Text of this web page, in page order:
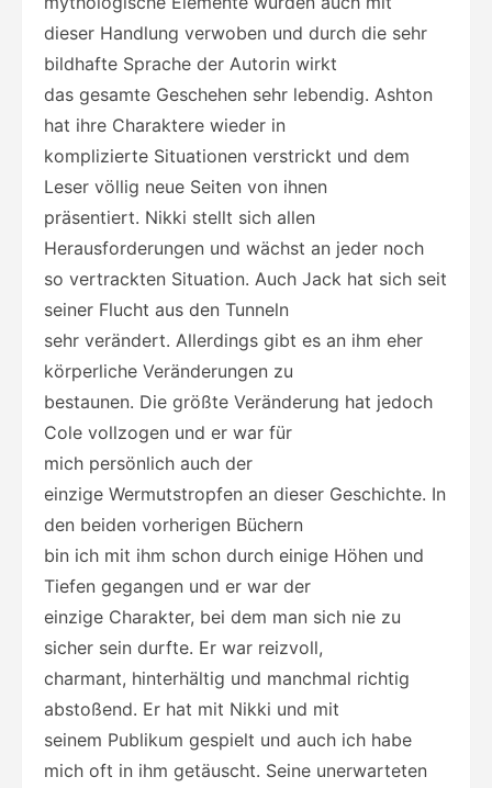
dieser Handlung verwoben und durch die sehr
bildhafte Sprache der Autorin wirkt
das gesamte Geschehen sehr lebendig. Ashton
hat ihre Charaktere wieder in
komplizierte Situationen verstrickt und dem
Leser völlig neue Seiten von ihnen
präsentiert. Nikki stellt sich allen
Herausforderungen und wächst an jeder noch
so vertrackten Situation. Auch Jack hat sich seit
seiner Flucht aus den Tunneln
sehr verändert. Allerdings gibt es an ihm eher
körperliche Veränderungen zu
bestaunen. Die größte Veränderung hat jedoch
Cole vollzogen und er war für
mich persönlich auch der
einzige Wermutstropfen an dieser Geschichte. In
den beiden vorherigen Büchern
bin ich mit ihm schon durch einige Höhen und
Tiefen gegangen und er war der
einzige Charakter, bei dem man sich nie zu
sicher sein durfte. Er war reizvoll,
charmant, hinterhältig und manchmal richtig
abstoßend. Er hat mit Nikki und mit
seinem Publikum gespielt und auch ich habe
mich oft in ihm getäuscht. Seine unerwarteten